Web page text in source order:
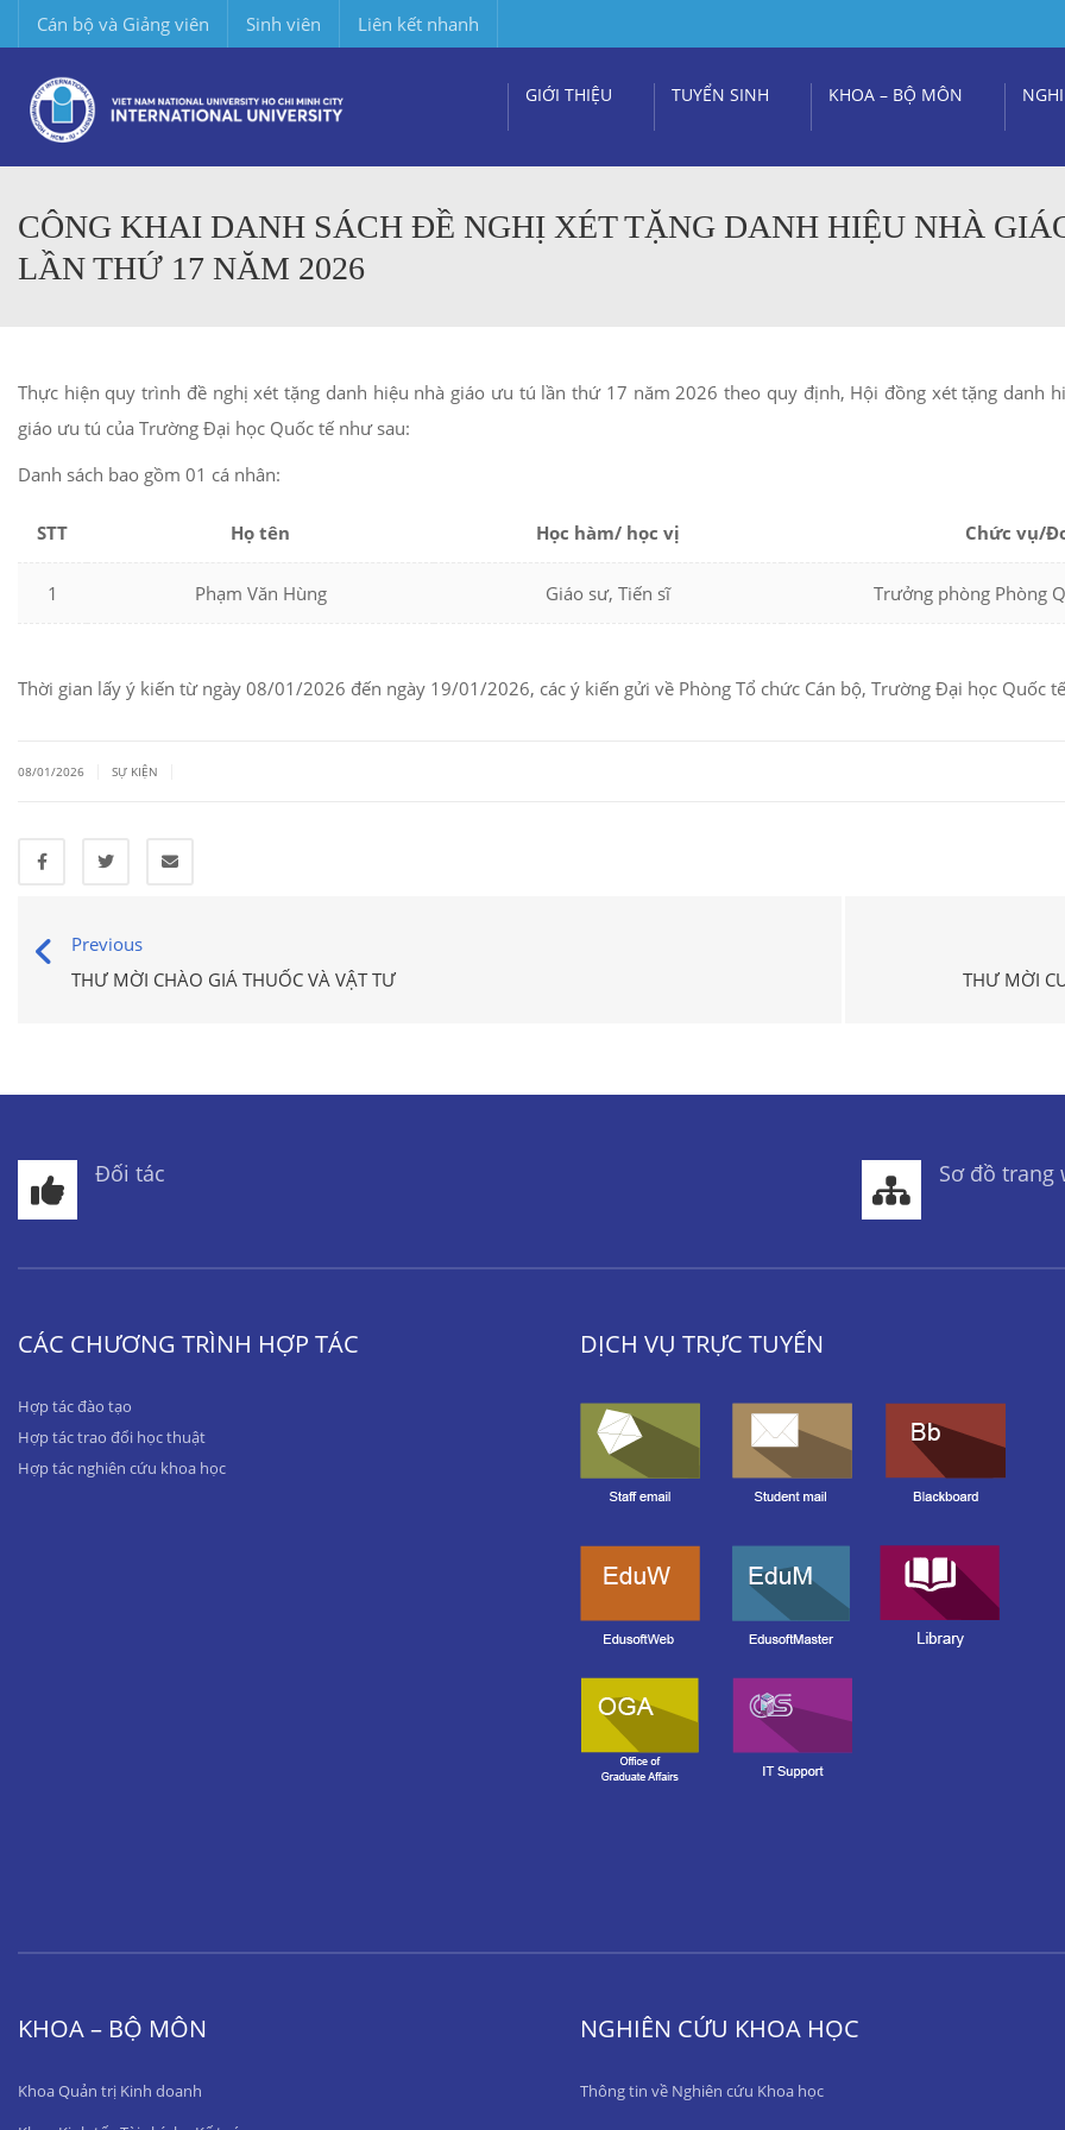
Cán bộ và Giảng viên Sinh viên Liên kết nhanh
GIỚI THIỆU TUYỂN SINH KHOA – BỘ MÔN
CÔNG KHAI DANH SÁCH ĐỀ NGHỊ XÉT TẶNG DANH HIỆU NHÀ
LẦN THỨ 17 NĂM 2026
Thực hiện quy trình đề nghị xét tặng danh hiệu nhà giáo ưu tú lần thứ 17 năm 2026 theo quy định, Hội đồng xét tặng danh
giáo ưu tú của Trường Đại học Quốc tế như sau:
Danh sách bao gồm 01 cá nhân:
STT Họ tên Học hàm/ học vị Chức vụ/
1 Phạm Văn Hùng Giáo sư, Tiến sĩ Trưởng phòng Phòng
Thời gian lấy ý kiến từ ngày 08/01/2026 đến ngày 19/01/2026, các ý kiến gửi về Phòng Tổ chức Cán bộ, Trường Đại học Quốc
08/01/2026 SỰ KIỆN
Previous
THƯ MỜI CHÀO GIÁ THUỐC VÀ VẬT TƯ
THƯ MỜI
Đối tác Sơ đồ trang
CÁC CHƯƠNG TRÌNH HỢP TÁC
Hợp tác đào tạo
Hợp tác trao đổi học thuật
Hợp tác nghiên cứu khoa học
DỊCH VỤ TRỰC TUYẾN
KHOA – BỘ MÔN
Khoa Quản trị Kinh doanh
NGHIÊN CỨU KHOA HỌC
Thông tin về Nghiên cứu Khoa học